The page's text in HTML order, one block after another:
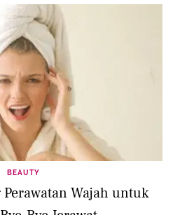
BEAUTY
Wajah untuk